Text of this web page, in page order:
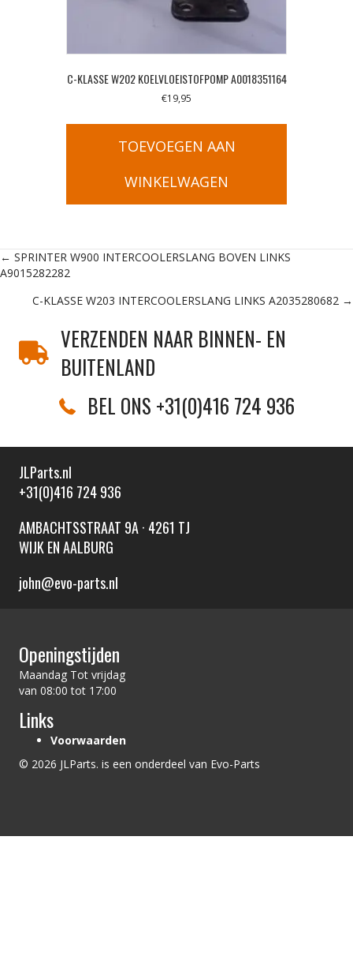
C-KLASSE W202 KOELVLOEISTOFPOMP A0018351164
€19,95
TOEVOEGEN AAN
WINKELWAGEN
Posts
navigation
← SPRINTER W900 INTERCOOLERSLANG BOVEN LINKS
A9015282282
C-KLASSE W203 INTERCOOLERSLANG LINKS A2035280682 →
VERZENDEN NAAR BINNEN- EN
BUITENLAND
BEL ONS +31(0)416 724 936
JLParts.nl
+31(0)416 724 936
AMBACHTSSTRAAT 9A · 4261 TJ
WIJK EN AALBURG
john@evo-parts.nl
Openingstijden
Maandag Tot vrijdag
van 08:00 tot 17:00
Links
Voorwaarden
© 2026 JLParts. is een onderdeel van Evo-Parts